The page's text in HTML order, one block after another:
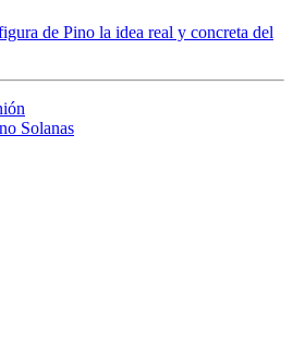
de Pino la idea real y concreta del
Solanas